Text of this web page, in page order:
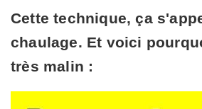
Cette technique, ça
chaulage. Et voici
très malin :